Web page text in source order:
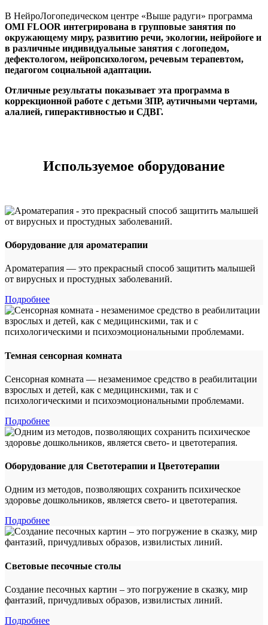
В НейроЛогопедическом центре «Выше радуги» программа
OMI FLOOR интегрирована в групповые занятия по
окружающему миру, развитию речи, экологии, нейройоге и
в различные индивидуальные занятия с логопедом,
дефектологом, нейропсихологом, речевым терапевтом,
педагогом социальной адаптации.
Отличные результаты показывает эта программа в
коррекционной работе с детьми ЗПР, аутичными чертами,
алалией, гиперактивностью и СДВГ.
Используемое оборудование
Оборудование для ароматерапии
Ароматерапия — это прекрасный способ защитить малышей
от вирусных и простудных заболеваний.
Подробнее
Темная сенсорная комната
Сенсорная комната — незаменимое средство в реабилитации
взрослых и детей, как с медицинскими, так и с
психологическими и психоэмоциональными проблемами.
Подробнее
Оборудование для Светотерапии и Цветотерапии
Одним из методов, позволяющих сохранить психическое
здоровье дошкольников, является свето- и цветотерапия.
Подробнее
Световые песочные столы
Создание песочных картин – это погружение в сказку, мир
фантазий, причудливых образов, извилистых линий.
Подробнее